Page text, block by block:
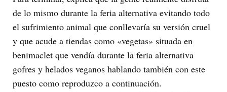
de lo mismo durante la feria alternativa evitando todo
el sufrimiento animal que conllevaría su versión cruel
y que acude a tiendas como «vegetas» situada en
benimaclet que vendía durante la feria alternativa
gofres y helados veganos hablando también con este
puesto como reproduzco a continuación.